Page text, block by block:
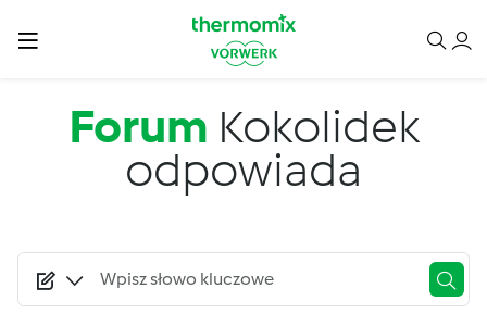
Forum Kokolidek
odpowiada